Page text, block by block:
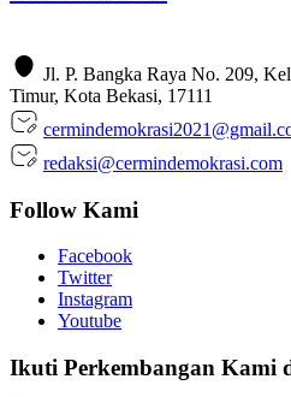
Jl. P. Bangka Raya No. 209,
Timur, Kota Bekasi, 17111
redaksi@cermindemokrasi.com
Follow Kami
Facebook
Twitter
Instagram
Youtube
Ikuti Perkembangan Kami